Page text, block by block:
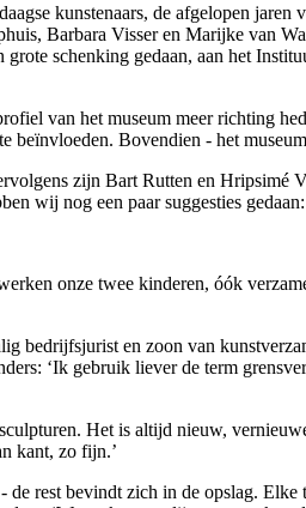
kunstenaars, de afgelopen
Barbara Visser en Marijke van
schenking gedaan, aan het
van het museum meer richting
beïnvloeden. Bovendien - het
zijn Bart Rutten en Hripsimé
wij nog een paar suggesties
onze twee kinderen, óók
bedrijfsjurist en zoon van
‘Ik gebruik liever de term
Het is altijd nieuw,
kant, zo fijn.’
rest bevindt zich in de opslag.